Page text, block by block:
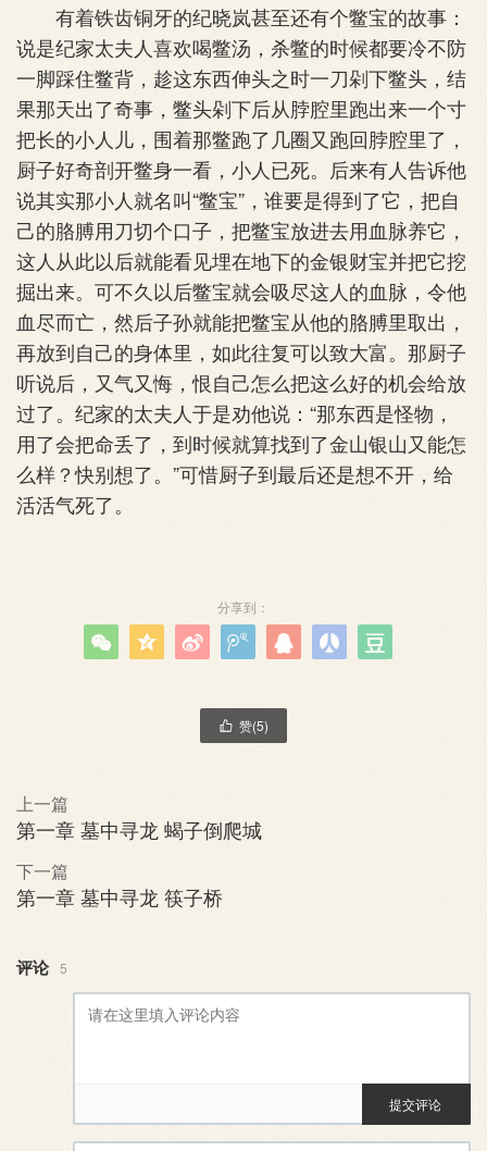
有着铁齿铜牙的纪晓岚甚至还有个鳖宝的故事：
说是纪家太夫人喜欢喝鳖汤，杀鳖的时候都要冷不防
一脚踩住鳖背，趁这东西伸头之时一刀剁下鳖头，结
果那天出了奇事，鳖头剁下后从脖腔里跑出来一个寸
把长的小人儿，围着那鳖跑了几圈又跑回脖腔里了，
厨子好奇剖开鳖身一看，小人已死。后来有人告诉他
说其实那小人就名叫“鳖宝”，谁要是得到了它，把自
己的胳膊用刀切个口子，把鳖宝放进去用血脉养它，
这人从此以后就能看见埋在地下的金银财宝并把它挖
掘出来。可不久以后鳖宝就会吸尽这人的血脉，令他
血尽而亡，然后子孙就能把鳖宝从他的胳膊里取出，
再放到自己的身体里，如此往复可以致大富。那厨子
听说后，又气又悔，恨自己怎么把这么好的机会给放
过了。纪家的太夫人于是劝他说：“那东西是怪物，
用了会把命丢了，到时候就算找到了金山银山又能怎
么样？快别想了。”可惜厨子到最后还是想不开，给
活活气死了。
分享到：
      
 赞(5)
上一篇
第一章 墓中寻龙 蝎子倒爬城
下一篇
第一章 墓中寻龙 筷子桥
评论 5
提交评论